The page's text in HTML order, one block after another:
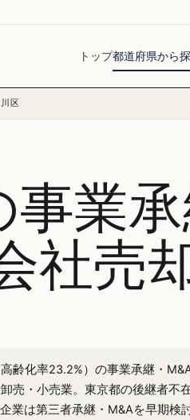
トップ都道府県から
区
業承
社売
齢化率23.2%）の事業承継・
売・小売業。東京都の後継者不
業は第三者承継・M&Aを早期検